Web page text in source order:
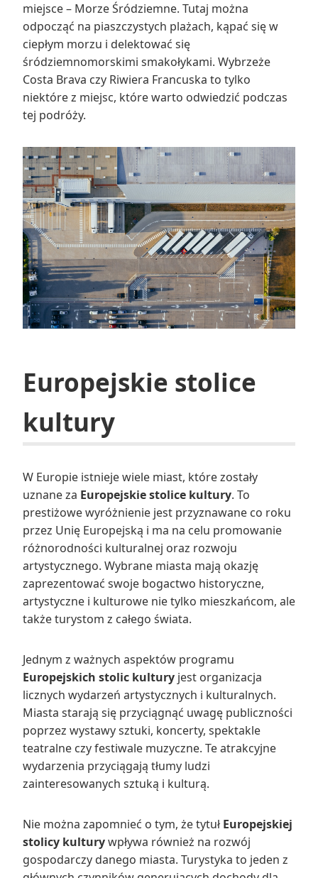
miejsce – Morze Śródziemne. Tutaj można
odpocząć na piaszczystych plażach, kąpać się w
ciepłym morzu i delektować się
śródziemnomorskimi smakołykami. Wybrzeże
Costa Brava czy Riwiera Francuska to tylko
niektóre z miejsc, które warto odwiedzić podczas
tej podróży.
Europejskie stolice
kultury
W Europie istnieje wiele miast, które zostały
uznane za Europejskie stolice kultury. To
prestiżowe wyróżnienie jest przyznawane co roku
przez Unię Europejską i ma na celu promowanie
różnorodności kulturalnej oraz rozwoju
artystycznego. Wybrane miasta mają okazję
zaprezentować swoje bogactwo historyczne,
artystyczne i kulturowe nie tylko mieszkańcom, ale
także turystom z całego świata.
Jednym z ważnych aspektów programu
Europejskich stolic kultury jest organizacja
licznych wydarzeń artystycznych i kulturalnych.
Miasta starają się przyciągnąć uwagę publiczności
poprzez wystawy sztuki, koncerty, spektakle
teatralne czy festiwale muzyczne. Te atrakcyjne
wydarzenia przyciągają tłumy ludzi
zainteresowanych sztuką i kulturą.
Nie można zapomnieć o tym, że tytuł Europejskiej
stolicy kulturywpływa również na rozwój
gospodarczy danego miasta. Turystyka to jeden z